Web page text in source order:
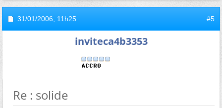
31/01/2006, 11h25 #5
inviteca4b3353
Re : solide